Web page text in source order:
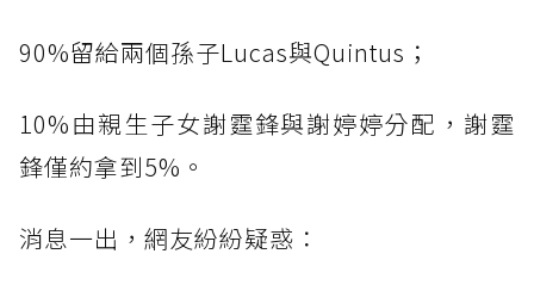
90%留給兩個孫子Lucas與Quintus；
10%由親生子女謝霆鋒與謝婷婷分配，謝霆
鋒僅約拿到5%。
消息一出，網友紛紛疑惑：